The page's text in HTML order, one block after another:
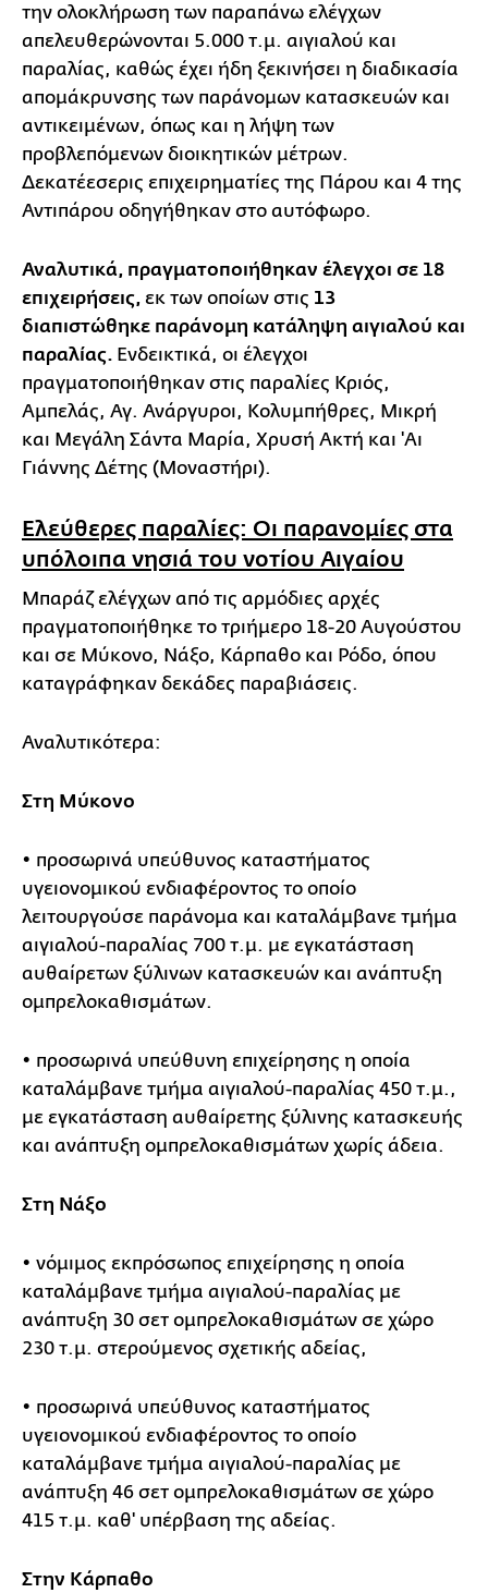
την ολοκλήρωση των παραπάνω ελέγχων
απελευθερώνονται 5.000 τ.μ. αιγιαλού και
παραλίας, καθώς έχει ήδη ξεκινήσει η διαδικασία
απομάκρυνσης των παράνομων κατασκευών και
αντικειμένων, όπως και η λήψη των
προβλεπόμενων διοικητικών μέτρων.
Δεκατέεσερις επιχειρηματίες της Πάρου και 4 της
Αντιπάρου οδηγήθηκαν στο αυτόφωρο.
Αναλυτικά, πραγματοποιήθηκαν έλεγχοι σε 18
επιχειρήσεις, εκ των οποίων στις 13
διαπιστώθηκε παράνομη κατάληψη αιγιαλού και
παραλίας. Ενδεικτικά, οι έλεγχοι
πραγματοποιήθηκαν στις παραλίες Κριός,
Αμπελάς, Αγ. Ανάργυροι, Κολυμπήθρες, Μικρή
και Μεγάλη Σάντα Μαρία, Χρυσή Ακτή και 'Αι
Γιάννης Δέτης (Μοναστήρι).
Ελεύθερες παραλίες: Οι παρανομίες στα
υπόλοιπα νησιά του νοτίου Αιγαίου
Μπαράζ ελέγχων από τις αρμόδιες αρχές
πραγματοποιήθηκε το τριήμερο 18-20 Αυγούστου
και σε Μύκονο, Νάξο, Κάρπαθο και Ρόδο, όπου
καταγράφηκαν δεκάδες παραβιάσεις.
Αναλυτικότερα:
Στη Μύκονο
• προσωρινά υπεύθυνος καταστήματος
υγειονομικού ενδιαφέροντος το οποίο
λειτουργούσε παράνομα και καταλάμβανε τμήμα
αιγιαλού-παραλίας 700 τ.μ. με εγκατάσταση
αυθαίρετων ξύλινων κατασκευών και ανάπτυξη
ομπρελοκαθισμάτων.
• προσωρινά υπεύθυνη επιχείρησης η οποία
καταλάμβανε τμήμα αιγιαλού-παραλίας 450 τ.μ.,
με εγκατάσταση αυθαίρετης ξύλινης κατασκευής
και ανάπτυξη ομπρελοκαθισμάτων χωρίς άδεια.
Στη Νάξο
• νόμιμος εκπρόσωπος επιχείρησης η οποία
καταλάμβανε τμήμα αιγιαλού-παραλίας με
ανάπτυξη 30 σετ ομπρελοκαθισμάτων σε χώρο
230 τ.μ. στερούμενος σχετικής αδείας,
• προσωρινά υπεύθυνος καταστήματος
υγειονομικού ενδιαφέροντος το οποίο
καταλάμβανε τμήμα αιγιαλού-παραλίας με
ανάπτυξη 46 σετ ομπρελοκαθισμάτων σε χώρο
415 τ.μ. καθ' υπέρβαση της αδείας.
Στην Κάρπαθο